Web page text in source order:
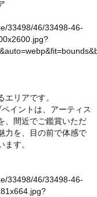
33498/46/33498-46-
リアです。
イントは、アーティス
、間近でご鑑賞いただ
力を、目の前で体感で
す。
33498/46/33498-46-